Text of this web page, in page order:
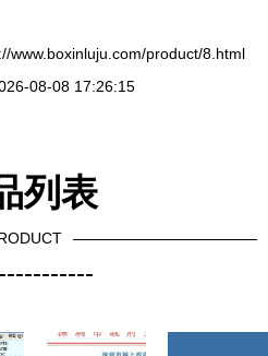
www.boxinluju.com/product/8.html
08-08 17:26:15
列表